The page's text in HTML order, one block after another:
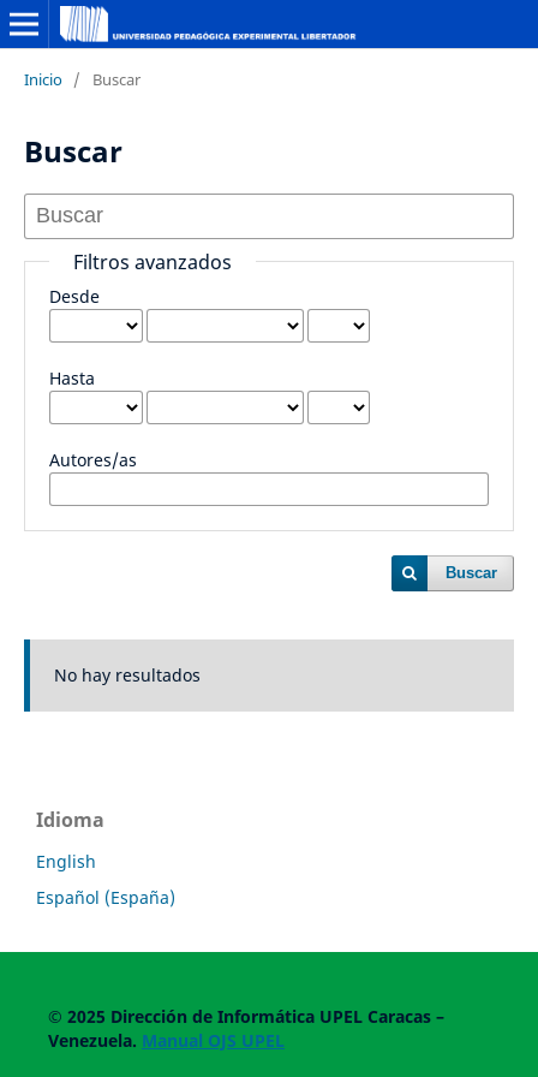
Inicio / Buscar
Buscar
Filtros avanzados
Desde
Hasta
Autores/as
Buscar
No hay resultados
Idioma
English
Español (España)
© 2025 Dirección de Informática UPEL Caracas –
Venezuela. Manual OJS UPEL